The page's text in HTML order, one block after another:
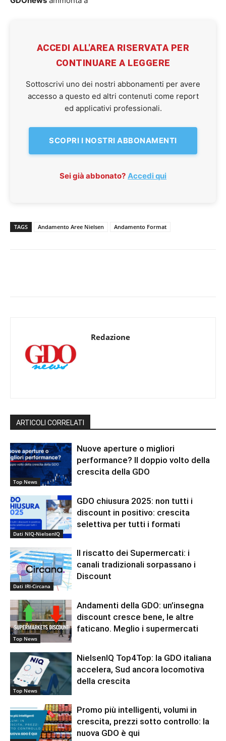
ACCEDI ALL'AREA RISERVATA PER
CONTINUARE A LEGGERE
Sottoscrivi uno dei nostri abbonamenti per avere
accesso a questo ed altri contenuti come report
ed applicativi professionali.
SCOPRI I NOSTRI ABBONAMENTI
Sei già abbonato? Accedi qui
TAGS Andamento Aree Nielsen Andamento Format
Redazione
ARTICOLI CORRELATI
Top News
Nuove aperture o migliori
performance? Il doppio volto della
crescita della GDO
Dati NIQ-NielsenIQ
GDO chiusura 2025: non tutti i
discount in positivo: crescita
selettiva per tutti i formati
Dati IRI-Circana
Il riscatto dei Supermercati: i
canali tradizionali sorpassano i
Discount
Top News
Andamenti della GDO: un’insegna
discount cresce bene, le altre
faticano. Meglio i supermercati
Top News
NielsenIQ Top4Top: la GDO italiana
accelera, Sud ancora locomotiva
della crescita
Promo più intelligenti, volumi in
crescita, prezzi sotto controllo: la
nuova GDO è qui